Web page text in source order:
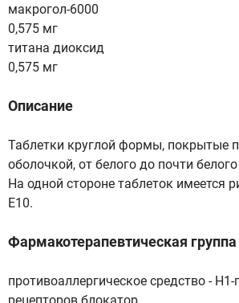
макрогол-6000
0,575 мг
титана диоксид
0,575 мг
Описание
Таблетки круглой формы, покрытые
оболочкой, от белого до почти
На одной стороне таблеток имеется
Е10.
Фармакотерапевтическая группа
противоаллергическое средство -